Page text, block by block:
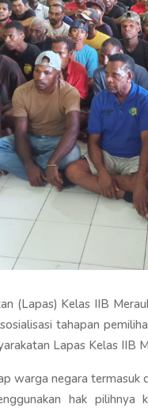
(Lapas) Kelas IIB
tahapan
Lapas Kelas IIB
warga negara
hak